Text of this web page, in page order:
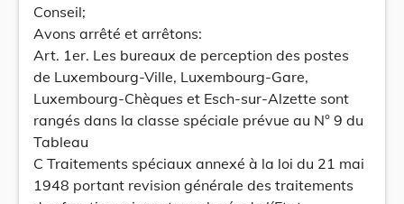
Conseil;
Avons arrêté et arrêtons:
Art. 1er. Les bureaux de perception des postes
de Luxembourg-Ville, Luxembourg-Gare,
Luxembourg-Chèques et Esch-sur-Alzette sont
rangés dans la classe spéciale prévue au N° 9 du
Tableau
C Traitements spéciaux annexé à la loi du 21 mai
1948 portant revision générale des traitements